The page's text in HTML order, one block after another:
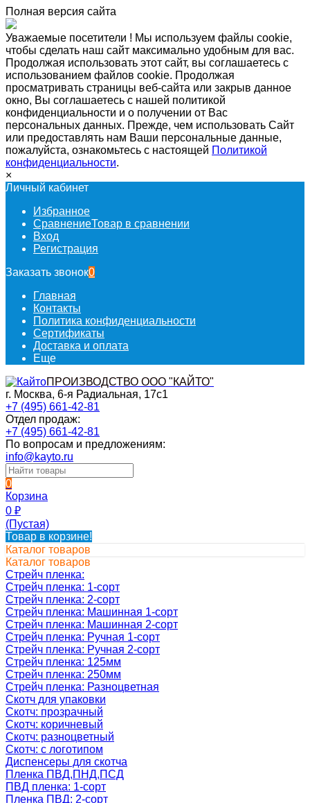
Полная версия сайта
Уважаемые посетители ! Мы используем файлы cookie,
чтобы сделать наш сайт максимально удобным для вас.
Продолжая использовать этот сайт, вы соглашаетесь с
использованием файлов cookie. Продолжая
просматривать страницы веб-сайта или закрыв данное
окно, Вы соглашаетесь с нашей политикой
конфиденциальности и о получении от Вас
персональных данных. Прежде, чем использовать Сайт
или предоставлять нам Ваши персональные данные,
пожалуйста, ознакомьтесь с настоящей Политикой
конфиденциальности.
×
Личный кабинет
Избранное
СравнениеТовар в сравнении
Вход
Регистрация
Заказать звонок0
Главная
Контакты
Политика конфиденциальности
Сертификаты
Доставка и оплата
Еще
ПРОИЗВОДСТВО ООО "КАЙТО"
г. Москва, 6-я Радиальная, 17с1
+7 (495) 661-42-81
Отдел продаж:
+7 (495) 661-42-81
По вопросам и предложениям:
info@kayto.ru
0
Корзина
0 ₽
(Пустая)
Товар в корзине!
Каталог товаров
Каталог товаров
Стрейч пленка:
Стрейч пленка: 1-сорт
Стрейч пленка: 2-сорт
Стрейч пленка: Машинная 1-сорт
Стрейч пленка: Машинная 2-сорт
Стрейч пленка: Ручная 1-сорт
Стрейч пленка: Ручная 2-сорт
Стрейч пленка: 125мм
Стрейч пленка: 250мм
Стрейч пленка: Разноцветная
Скотч для упаковки
Скотч: прозрачный
Скотч: коричневый
Скотч: разноцветный
Скотч: с логотипом
Диспенсеры для скотча
Пленка ПВД,ПНД,ПСД
ПВД пленка: 1-сорт
Пленка ПВД: 2-сорт